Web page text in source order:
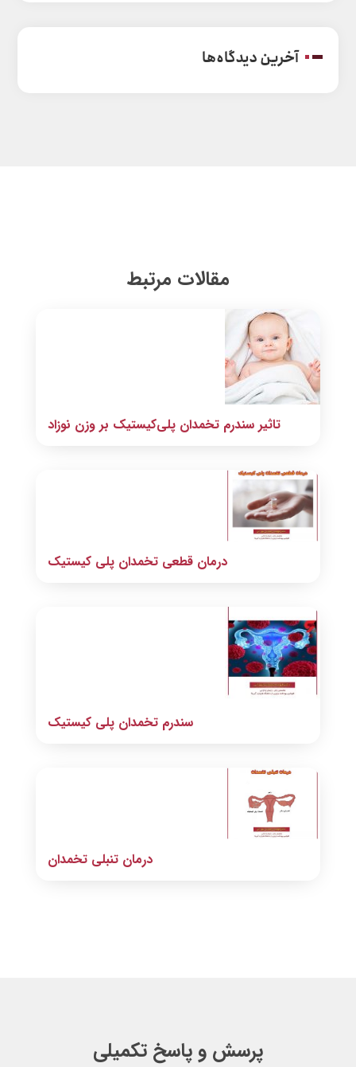
آخرین دیدگاه‌ها
مقالات مرتبط
تاثیر سندرم تخمدان پلی‌کیستیک بر وزن نوزاد
درمان قطعی تخمدان پلی کیستیک
سندرم تخمدان پلی کیستیک
درمان تنبلی تخمدان
پرسش و پاسخ تکمیلی